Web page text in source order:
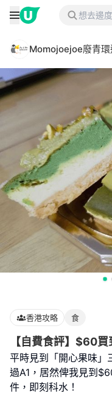
Momojoejoe廢青環
香港攻略 食
【自費食評】$60
平時見到「開心果味」
過A1，居然俾我見到
件，即刻科水！